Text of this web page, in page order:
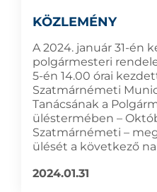
KÖZLEMÉNY
A 2024. január 31-én
polgármesteri
5-én 14.00 órai
Szatmárnémeti
Tanácsának a
üléstermében –
Szatmárnémeti –
ülését a következő
2024.01.31